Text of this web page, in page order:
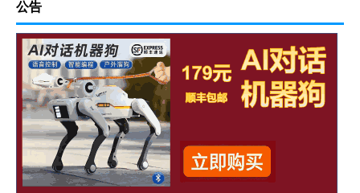
公告